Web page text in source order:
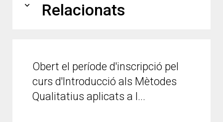
expand_more Relacionats
Obert el període d'inscripció pel
curs d'Introducció als Mètodes
Qualitatius aplicats a l...